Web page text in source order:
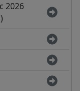
2026